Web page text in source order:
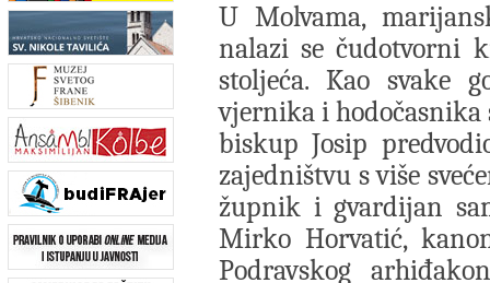
U Molvama,
nalazi se čudotvorni
stoljeća. Kao svake
vjernika i hodočasnika
biskup Josip
zajedništvu s više
župnik i gvardijan
Mirko Horvatić,
Podravskog